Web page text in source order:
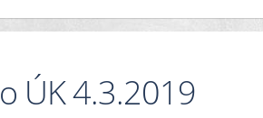
ÚK 4.3.2019